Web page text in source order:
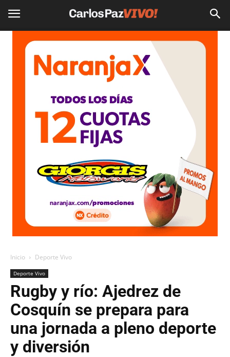
Inicio Deporte Vivo
Deporte Vivo
Rugby y río: Ajedrez de
Cosquín se prepara para
una jornada a pleno deporte
y diversión